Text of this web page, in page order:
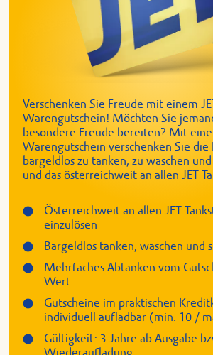
Verschenken Sie Freude mit einem
Warengutschein! Möchten Sie
besondere Freude bereiten? Mit
Warengutschein verschenken Sie die
bargeldlos zu tanken, zu waschen
und das österreichweit an allen JET
Österreichweit an allen JET
einzulösen
Bargeldlos tanken, waschen und
Mehrfaches Abtanken vom
Wert
Gutscheine im praktischen
individuell aufladbar (min. 10 /
Gültigkeit: 3 Jahre ab Ausgabe